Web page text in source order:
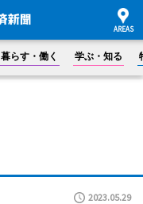
暮らす・働く 学ぶ・知る
2023.05.29